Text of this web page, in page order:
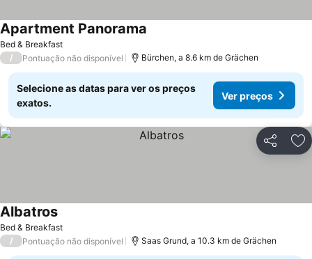
Bed & Breakfast
Apartment Panorama
/ Pontuação não disponível Bürchen, a 8.6 km de Grächen
Selecione as datas para ver os preços
exatos.
Ver preços
Partilhar
Bed & Breakfast
Albatros
/ Pontuação não disponível Saas Grund, a 10.3 km de Grächen